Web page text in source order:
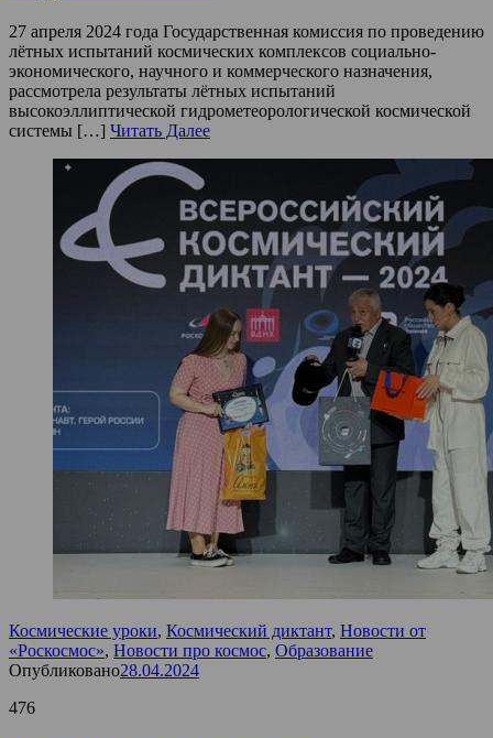
27 апреля 2024 года Государственная комиссия по проведению
лётных испытаний космических комплексов социально-
экономического, научного и коммерческого назначения,
рассмотрела результаты лётных испытаний
высокоэллиптической гидрометеорологической космической
системы […] Читать Далее
Космические уроки, Космический диктант, Новости от
«Роскосмос», Новости про космос, Образование
Опубликовано28.04.2024
476